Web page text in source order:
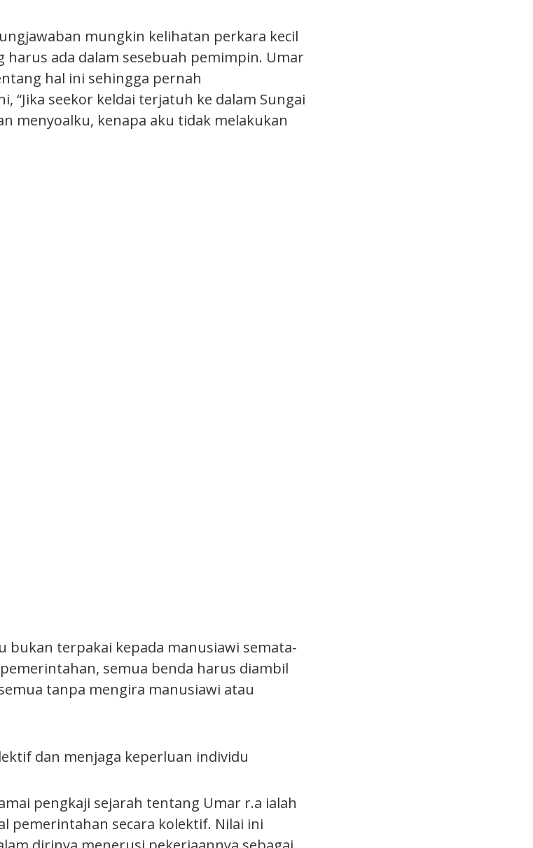
mungkin kelihatan perkara kecil
ada dalam sesebuah pemimpin. Umar
hal ini sehingga pernah
“Jika seekor keldai terjatuh ke dalam Sungai
menyoalku, kenapa aku tidak melakukan
bukan terpakai kepada manusiawi semata-
semua benda harus diambil
tanpa mengira manusiawi atau
dan menjaga keperluan individu
pengkaji sejarah tentang Umar r.a ialah
pemerintahan secara kolektif. Nilai ini